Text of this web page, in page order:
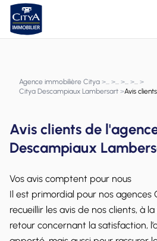
Agence immobilière Citya > > > >
>
Citya Descampiaux Lambersart >Avis clients
Avis clients de
Descampiaux
Vos avis comptent pour nous
Il est primordial pour nos agences
recueillir les avis de nos clients, à
retour concernant la satisfaction,